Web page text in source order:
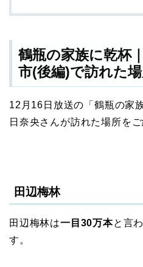
鶴瓶の家族に乾杯
市(後編)で訪れた
12月16日放送の「鶴瓶の家
日奈央さんが訪れた場所をご
田辺梅林
田辺梅林は一目30万本と言
す。